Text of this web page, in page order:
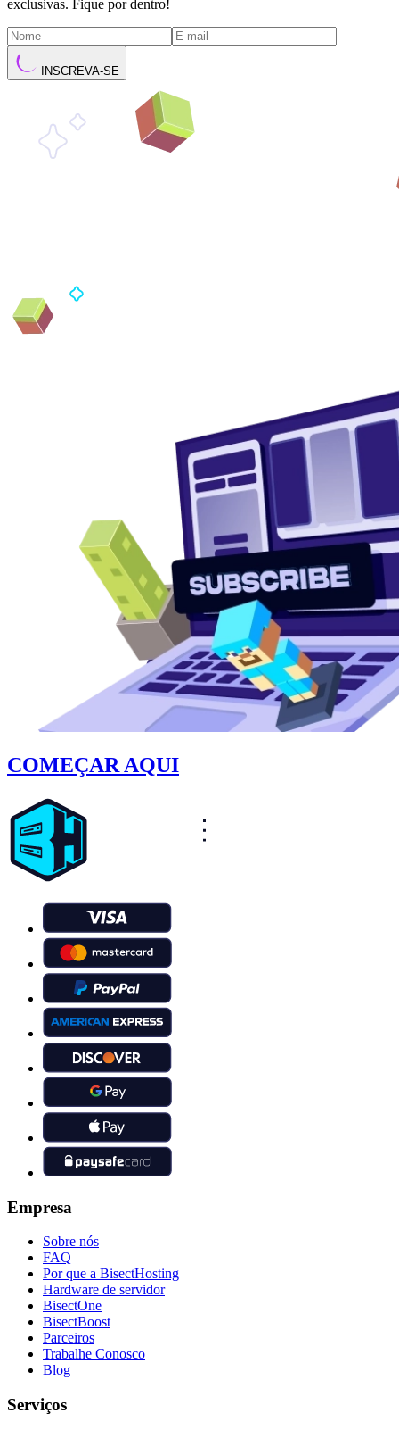
exclusivas. Fique por dentro!
INSCREVA-SE
COMEÇAR AQUI
Empresa
Sobre nós
FAQ
Por que a BisectHosting
Hardware de servidor
BisectOne
BisectBoost
Parceiros
Trabalhe Conosco
Blog
Serviços